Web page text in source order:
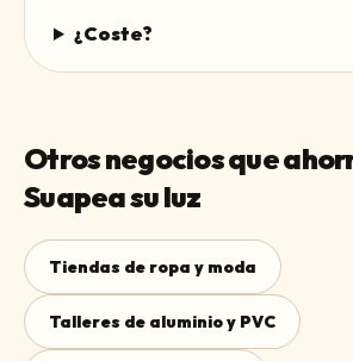
¿Coste?
Otros negocios que
Suapea su luz
Tiendas de ropa y moda
Talleres de aluminio y PVC